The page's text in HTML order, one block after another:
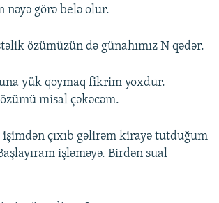
nəyə görə belə olur.
özümüzün də günahımız N qədər.
yük qoymaq fikrim yoxdur.
misal çəkəcəm.
çıxıb gəlirəm kirayə tutduğum
işləməyə. Birdən sual